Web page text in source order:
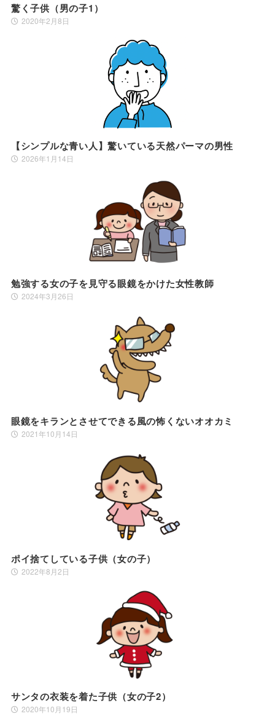
驚く子供（男の子1）
2020年2月8日
【シンプルな青い人】驚いている天然パーマの男性
2026年1月14日
勉強する女の子を見守る眼鏡をかけた女性教師
2024年3月26日
眼鏡をキランとさせてできる風の怖くないオオカミ
2021年10月14日
ポイ捨てしている子供（女の子）
2022年8月2日
サンタの衣装を着た子供（女の子2）
2020年10月19日